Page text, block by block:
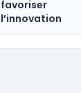
favoriser
l’innovation